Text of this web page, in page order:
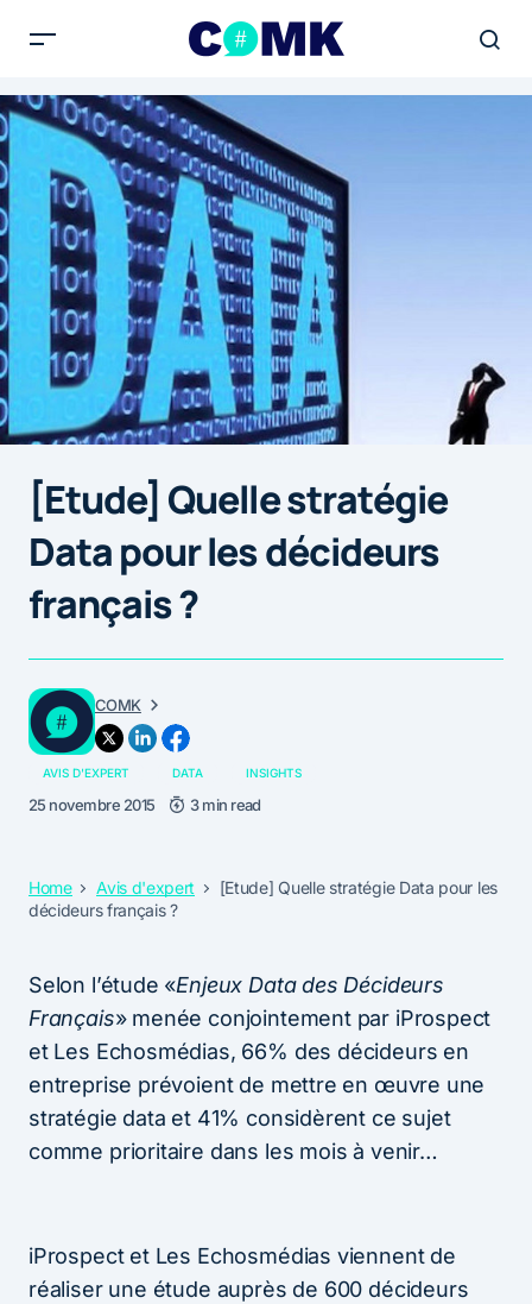
[Etude] Quelle stratégie
Data pour les décideurs
français ?
COMK
AVIS D'EXPERT DATA INSIGHTS
25 novembre 2015 3 min read
Home Avis d'expert
[Etude] Quelle stratégie Data pour les
décideurs français ?
Selon l’étude «Enjeux Data des Décideurs
Français» menée conjointement par iProspect
et Les Echosmédias, 66% des décideurs en
entreprise prévoient de mettre en œuvre une
stratégie data et 41% considèrent ce sujet
comme prioritaire dans les mois à venir…
iProspect et Les Echosmédias viennent de
réaliser une étude auprès de 600 décideurs